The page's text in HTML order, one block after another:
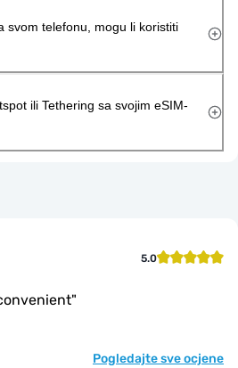
svom telefonu, mogu li koristiti
ili Tethering sa svojim eSIM-
5.0
"
Pogledajte sve ocjene